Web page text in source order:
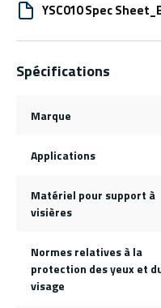
YSC010 Spec
Spécifications
Marque
Applications
Matériel pour support à
visières
Normes relatives à la
protection des yeux et
visage